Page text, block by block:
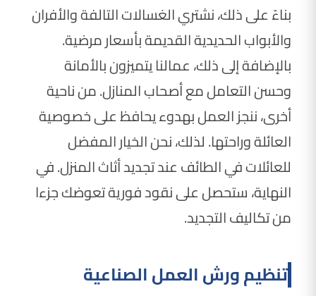
بناءً على ذلك، نشتري الغسالات التالفة والأفران
والأبواب الحديدية القديمة بأسعار مرضية.
بالإضافة إلى ذلك، عمالنا يتميزون بالأمانة
وحسن التعامل مع أصحاب المنازل. من ناحية
أخرى، ننجز العمل بهدوء يحافظ على خصوصية
العائلة وراحتها. لذلك، نحن الخيار المفضل
للعائلات في الطائف عند تجديد أثاث المنزل. في
النهاية، ستحصل على نقود فورية تعوضك جزءا
من تكاليف التجديد.
تنظيم ورش العمل الصناعية